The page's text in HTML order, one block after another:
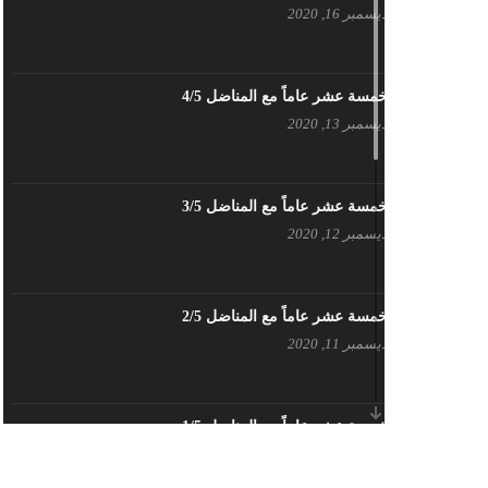
بيان حزب اليسار الديمقراطي السوري
تنويه صادر عن المكتب الإعلامي لحزب
بطاقة تهنئة – حزب اليسار الديمقراطي
أَنقِذوا اللَاجِئين السُوريين في لُبنان –
أبريل 26, 2023
ديسمبر 16, 2020
خمسة عشر عاماً مع المناضل 4/5
ديسمبر 13, 2020
خمسة عشر عاماً مع المناضل 3/5
ديسمبر 12, 2020
خمسة عشر عاماً مع المناضل 2/5
ديسمبر 11, 2020
خمسة عشر عاماً مع المناضل 1/5